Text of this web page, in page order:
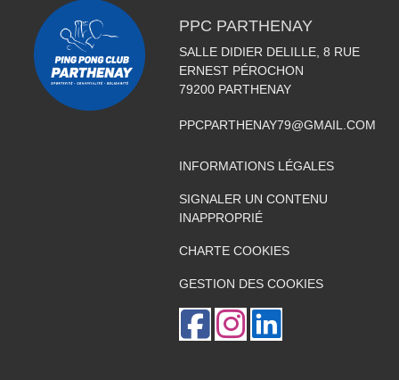
PPC PARTHENAY
SALLE DIDIER DELILLE, 8 RUE
ERNEST PÉROCHON
79200 PARTHENAY
PPCPARTHENAY79@GMAIL.COM
INFORMATIONS LÉGALES
SIGNALER UN CONTENU
INAPPROPRIÉ
CHARTE COOKIES
GESTION DES COOKIES